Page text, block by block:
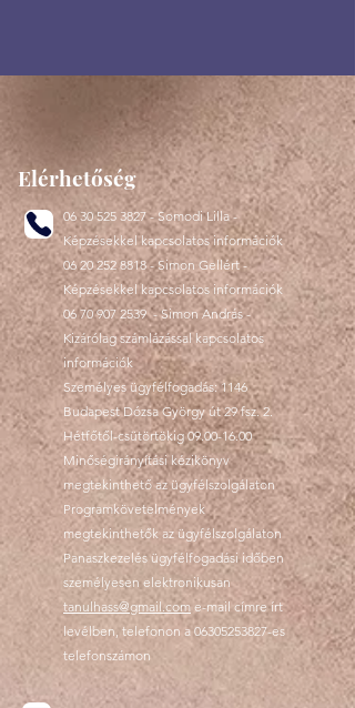
Elérhetőség
06 30 525 3827- Somodi Lilla -
Képzésekkel kapcsolatos információk
06 20 252 8818- Simon Gellért -
Képzésekkel kapcsolatos információk
06 70 907 2539- Simon András -
Kizárólag számlázással kapcsolatos
információk
Személyes ügyfélfogadás: 1146
Budapest Dózsa György út 29 fsz. 2.
Hétfőtől-csütörtökig09.00-16.00
Minőségirányítási kézikönyv
megtekinthető az ügyfélszolgálaton
Programkövetelmények
megtekinthetők az ügyfélszolgálaton
Panaszkezelés ügyfélfogadási időben
személyesen elektronikusan
tanulhass@gmail.com e-mail címre írt
levélben, telefonon a 06305253827-es
telefonszámon